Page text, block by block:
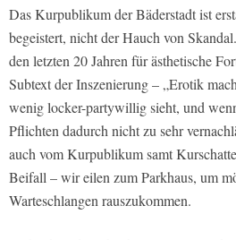
Das Kurpublikum der Bäderstadt ist
begeistert, nicht der Hauch von
den letzten 20 Jahren für ästhetische
Subtext der Inszenierung – „Erotik
wenig locker-partywillig sieht, und
Pflichten dadurch nicht zu sehr
auch vom Kurpublikum samt
Beifall – wir eilen zum Parkhaus, um
Warteschlangen rauszukommen.